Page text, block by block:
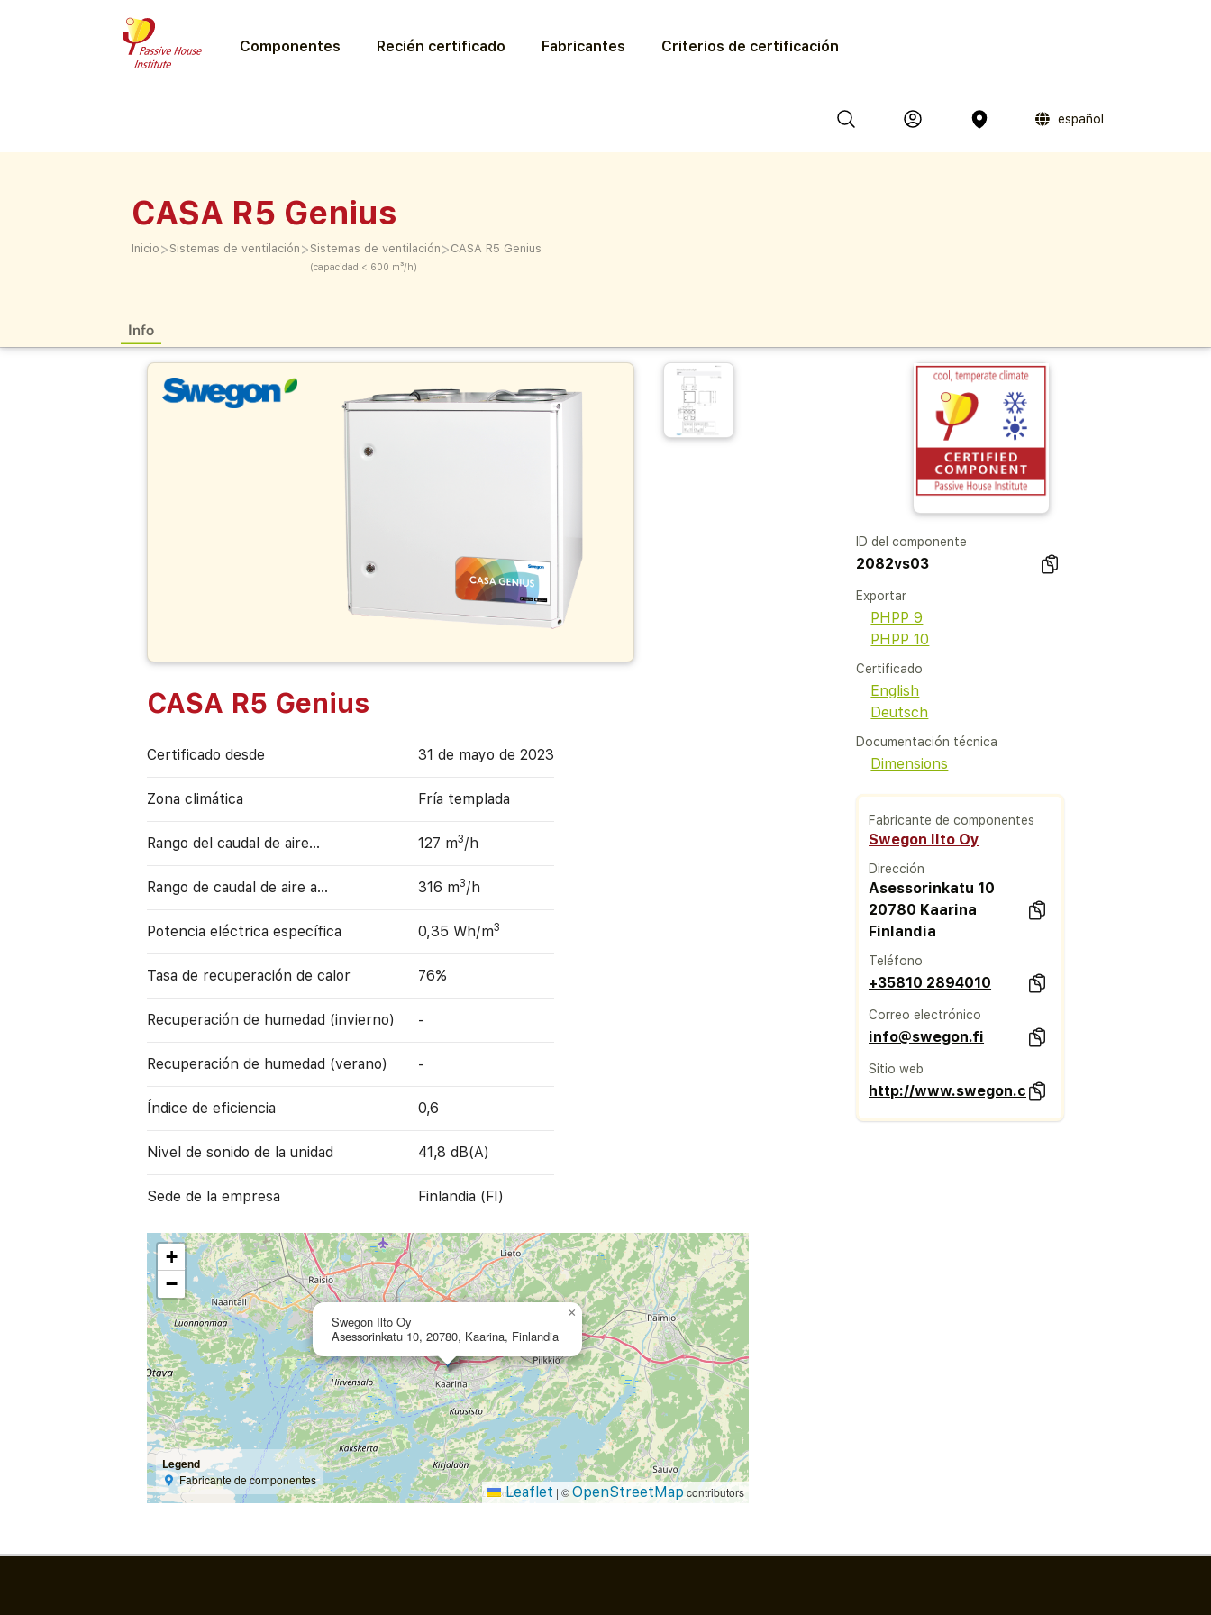
Componentes Recién certificado Fabricantes Criterios de certificación
español
CASA R5 Genius
Inicio > Sistemas de ventilación > Sistemas de ventilación
(capacidad < 600 m³/h)
> CASA R5 Genius
Info
CASA R5 Genius
Certificado desde 31 de mayo de 2023
Zona climática Fría templada
Rango del caudal de aire... 127 m3/h
Rango de caudal de aire a… 316 m3/h
Potencia eléctrica específica 0,35 Wh/m3
Tasa de recuperación de calor 76%
Recuperación de humedad (invierno) -
Recuperación de humedad (verano) -
Índice de eficiencia 0,6
Nivel de sonido de la unidad 41,8 dB(A)
Sede de la empresa Finlandia (FI)
Swegon Ilto Oy
Asessorinkatu 10, 20780, Kaarina, Finlandia
×
+
−
Legend
Fabricante de componentes
Leaflet | ©OpenStreetMap contributors
ID del componente
2082vs03
Exportar
PHPP 9
PHPP 10
Certificado
English
Deutsch
Documentación técnica
Dimensions
Fabricante de componentes
Swegon Ilto Oy
Dirección
Asessorinkatu 10
20780 Kaarina
Finlandia
Teléfono
+35810 2894010
Correo electrónico
info@swegon.fi
Sitio web
http://www.swegon.com